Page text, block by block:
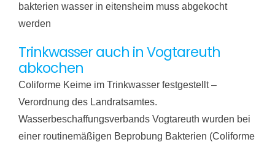
bakterien wasser in eitensheim muss abgekocht
werden
Trinkwasser auch in Vogtareuth
abkochen
Coliforme Keime im Trinkwasser festgestellt –
Verordnung des Landratsamtes.
Wasserbeschaffungsverbands Vogtareuth wurden bei
einer routinemäßigen Beprobung Bakterien (Coliforme